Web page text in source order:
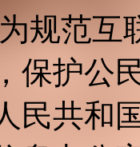
规范互
保护公
民共和